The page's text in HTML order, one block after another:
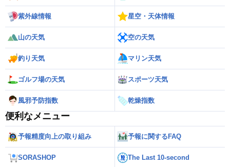
紫外線情報 星空・天体情報
山の天気 空の天気
釣り天気 マリン天気
ゴルフ場の天気 スポーツ天気
風邪予防指数 乾燥指数
便利なメニュー
予報精度向上の取り組み 予報に関するFAQ
SORASHOP The Last 10-second